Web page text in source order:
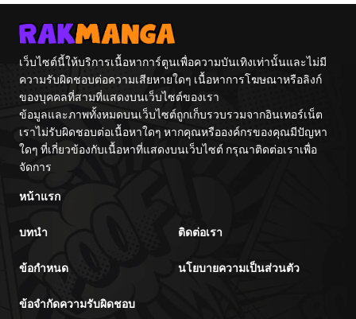
เว็บไซต์นี้ให้บริการเนื้อหาการ์ตูนเพื่อความบันเทิงเท่านั้นและไม่มี
ความรับผิดชอบต่อความเสียหายใดๆ เนื้อหาการโฆษณาหรือลิงก์
ของบุคคลที่สามที่แสดงบนเว็บไซต์ของเรา
ข้อมูลและภาพทั้งหมดบนเว็บไซต์ถูกเก็บรวบรวมจากอินเทอร์เน็ต
เราไม่รับผิดชอบต่อเนื้อหาใดๆ หากคุณหรือองค์กรของคุณมีปัญหา
ใดๆ ที่เกี่ยวข้องกับเนื้อหาที่แสดงบนเว็บไซต์ กรุณาติดต่อเราเพื่อ
จัดการ
หน้าแรก
บทนำ ติดต่อเรา
ข้อกำหนด นโยบายความเป็นส่วนตัว
ข้อจำกัดความรับผิดชอบ